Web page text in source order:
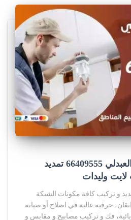
فني كهربائي منازل العبدلي 66409555 تمديد
وليدات
و تركيب كافة مكونات الشبكة
اتقان، حرفية عالية في اصلاح أو صيانة
فك و تركيب مصابيح و مقابس و